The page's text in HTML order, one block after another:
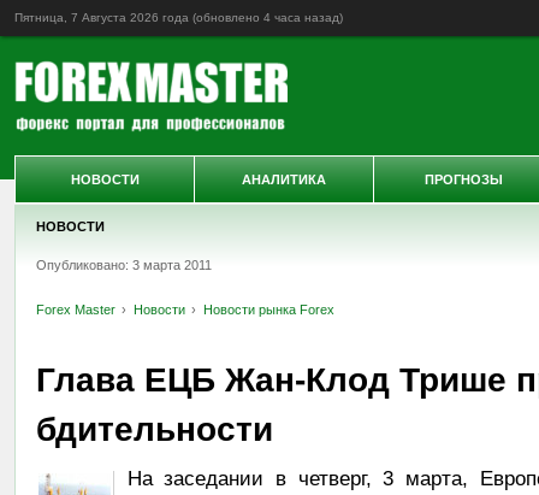
Пятница, 7 Августа 2026 года (обновлено 4 часа назад)
НОВОСТИ
Опубликовано: 3 марта 2011
Forex Master Новости Новости рынка Forex
Глава ЕЦБ Жан-Клод Трише
бдительности
На заседании в четверг, 3 марта,
НОВОСТИ АНАЛИТИКА ПРОГНОЗЫ